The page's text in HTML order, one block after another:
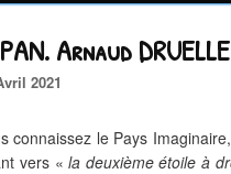
Arnaud
2021
connaissez le Pays
vers «la deuxième étoile à